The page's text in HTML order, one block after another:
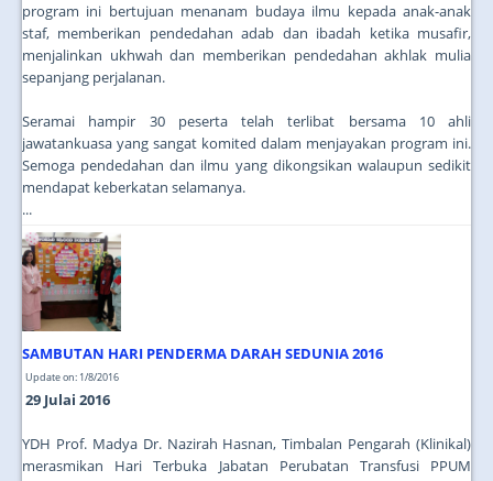
program ini bertujuan menanam budaya ilmu kepada anak-anak
staf, memberikan pendedahan adab dan ibadah ketika musafir,
menjalinkan ukhwah dan memberikan pendedahan akhlak mulia
sepanjang perjalanan.
Seramai hampir 30 peserta telah terlibat bersama 10 ahli
jawatankuasa yang sangat komited dalam menjayakan program ini.
Semoga pendedahan dan ilmu yang dikongsikan walaupun sedikit
mendapat keberkatan selamanya.
...
SAMBUTAN HARI PENDERMA DARAH SEDUNIA 2016
Update on: 1/8/2016
29 Julai 2016
YDH Prof. Madya Dr. Nazirah Hasnan, Timbalan Pengarah (Klinikal)
merasmikan Hari Terbuka Jabatan Perubatan Transfusi PPUM